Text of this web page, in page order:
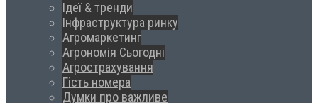
Ідеї & тренди
Інфраструктура ринку
Агромаркетинг
Агрономія Сьогодні
Агрострахування
Гість номера
Думки про важливе